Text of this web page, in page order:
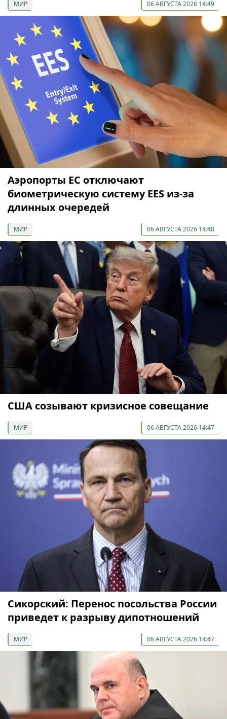
МИР 06 АВГУСТА 2026 14:49
Аэропорты ЕС отключают
биометрическую систему EES из-за
длинных очередей
МИР 06 АВГУСТА 2026 14:48
США созывают кризисное совещание
МИР 06 АВГУСТА 2026 14:47
Сикорский: Перенос посольства России
приведет к разрыву дипотношений
МИР 06 АВГУСТА 2026 14:47